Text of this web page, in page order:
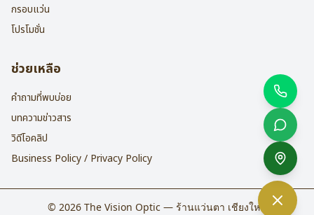
กรอบแว่น
โปรโมชั่น
ช่วยเหลือ
คำถามที่พบบ่อย
บทความข่าวสาร
วิดีโอคลิป
Business Policy / Privacy Policy
© 2026 The Vision Optic — ร้านแว่นตา เชียงใหม่